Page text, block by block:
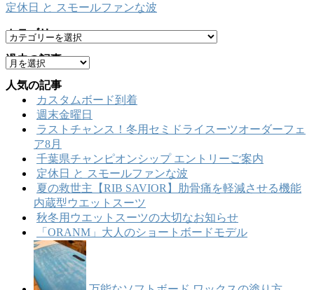
定休日 と スモールファンな波
カテゴリー
カ
テ
ゴ
リ
ー
過去の記事
ア
ー
カ
人気の記事
カスタムボード到着
週末金曜日
ラストチャンス！冬用セミドライスーツオーダーフェ
ア8月
千葉県チャンピオンシップ エントリーご案内
定休日 と スモールファンな波
夏の救世主【RIB SAVIOR】肋骨痛を軽減させる機能
内蔵型ウエットスーツ
秋冬用ウエットスーツの大切なお知らせ
「ORANM」大人のショートボードモデル